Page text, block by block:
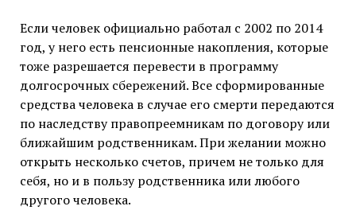
Если человек официально работал с 2002 по 2014
год, у него есть пенсионные накопления, которые
тоже разрешается перевести в программу
долгосрочных сбережений. Все сформированные
средства человека в случае его смерти передаются
по наследству правопреемникам по договору или
ближайшим родственникам. При желании можно
открыть несколько счетов, причем не только для
себя, но и в пользу родственника или любого
другого человека.